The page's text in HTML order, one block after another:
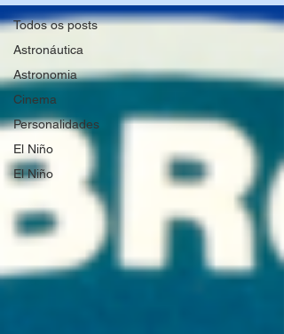
Todos os posts
Astronáutica
Astronomia
Cinema
Personalidades
El Niño
El Niño